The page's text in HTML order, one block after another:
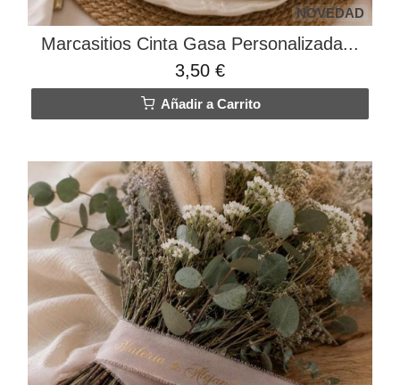
NOVEDAD
Marcasitios Cinta Gasa Personalizada...
3,50 €
Añadir a Carrito